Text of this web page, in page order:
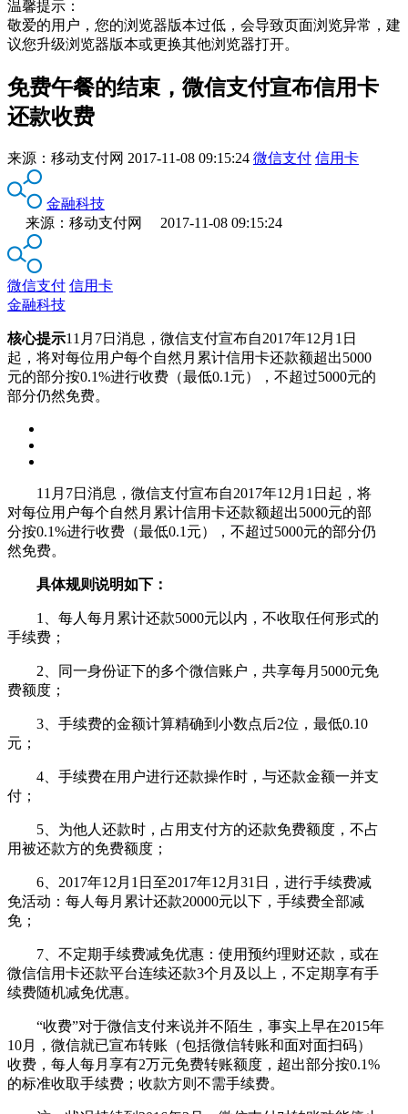
温馨提示：
敬爱的用户，您的浏览器版本过低，会导致页面浏览异常，建
议您升级浏览器版本或更换其他浏览器打开。
免费午餐的结束，微信支付宣布信用卡
还款收费
来源： 移动支付网 2017-11-08 09:15:24 微信支付 信用卡
金融科技
来源：移动支付网 2017-11-08 09:15:24
微信支付 信用卡
金融科技
核心提示11月7日消息，微信支付宣布自2017年12月1日
起，将对每位用户每个自然月累计信用卡还款额超出5000
元的部分按0.1%进行收费（最低0.1元），不超过5000元的
部分仍然免费。
11月7日消息，微信支付宣布自2017年12月1日起，将
对每位用户每个自然月累计信用卡还款额超出5000元的部
分按0.1%进行收费（最低0.1元），不超过5000元的部分仍
然免费。
具体规则说明如下：
1、每人每月累计还款5000元以内，不收取任何形式的
手续费；
2、同一身份证下的多个微信账户，共享每月5000元免
费额度；
3、手续费的金额计算精确到小数点后2位，最低0.10
元；
4、手续费在用户进行还款操作时，与还款金额一并支
付；
5、为他人还款时，占用支付方的还款免费额度，不占
用被还款方的免费额度；
6、2017年12月1日至2017年12月31日，进行手续费减
免活动：每人每月累计还款20000元以下，手续费全部减
免；
7、不定期手续费减免优惠：使用预约理财还款，或在
微信信用卡还款平台连续还款3个月及以上，不定期享有手
续费随机减免优惠。
“收费”对于微信支付来说并不陌生，事实上早在2015年
10月，微信就已宣布转账（包括微信转账和面对面扫码）
收费，每人每月享有2万元免费转账额度，超出部分按0.1%
的标准收取手续费；收款方则不需手续费。